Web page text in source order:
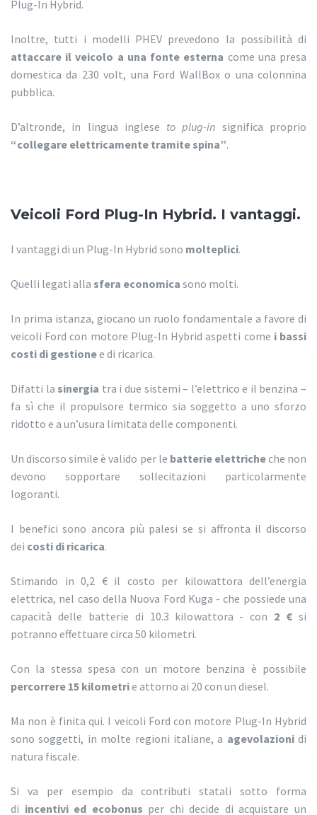
Plug-In Hybrid.
Inoltre, tutti i modelli PHEV prevedono la possibilità di
attaccare il veicolo a una fonte esterna come una presa
domestica da 230 volt, una Ford WallBox o una colonnina
pubblica.
D’altronde, in lingua inglese to plug-in significa proprio
“collegare elettricamente tramite spina”.
Veicoli Ford Plug-In Hybrid. I vantaggi.
I vantaggi di un Plug-In Hybrid sono molteplici.
Quelli legati alla sfera economica sono molti.
In prima istanza, giocano un ruolo fondamentale a favore di
veicoli Ford con motore Plug-In Hybrid aspetti come i bassi
costi di gestionee di ricarica.
Difatti la sinergia tra i due sistemi – l’elettrico e il benzina –
fa sì che il propulsore termico sia soggetto a uno sforzo
ridotto e a un’usura limitata delle componenti.
Un discorso simile è valido per le batterie elettricheche non
devono sopportare sollecitazioni particolarmente
logoranti.
I benefici sono ancora più palesi se si affronta il discorso
dei costi di ricarica.
Stimando in 0,2 € il costo per kilowattora dell’energia
elettrica, nel caso della Nuova Ford Kuga - che possiede una
capacità delle batterie di 10.3 kilowattora - con 2 € si
potranno effettuare circa 50 kilometri.
Con la stessa spesa con un motore benzina è possibile
percorrere 15 kilometrie attorno ai 20 con un diesel.
Ma non è finita qui. I veicoli Ford con motore Plug-In Hybrid
sono soggetti, in molte regioni italiane, a agevolazionidi
natura fiscale.
Si va per esempio da contributi statali sotto forma
di incentivi ed ecobonus per chi decide di acquistare un